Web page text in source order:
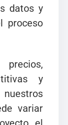
datos y
proceso
y
variar